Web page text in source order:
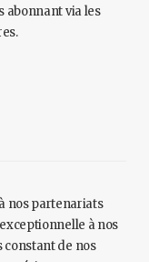
abonnant via les
nos partenariats
à nos
constant de nos